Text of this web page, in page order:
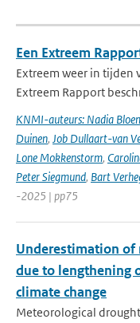
Een Extreem
Extreem weer in tijden
Extreem Rapport
KNMI-auteurs: Nadia
Duinen, Job Dullaart-van
Lone Mokkenstorm,
Peter Siegmund, Bart
-2025 | pp75
Underestimation
due to lengthening
climate change
Meteorological